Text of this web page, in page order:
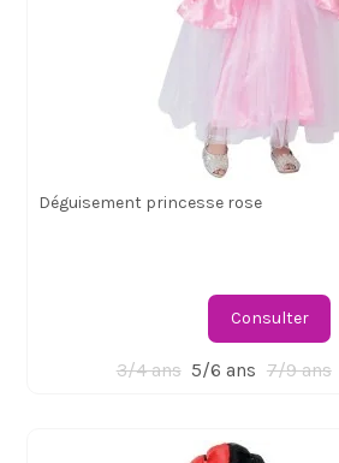
Déguisement princesse rose
Consulter
3/4 ans 5/6 ans 7/9 ans